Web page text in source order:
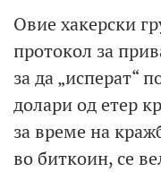
Овие хакерски
протокол за
за да „исперат“
долари од етер
за време на
во биткоин, се